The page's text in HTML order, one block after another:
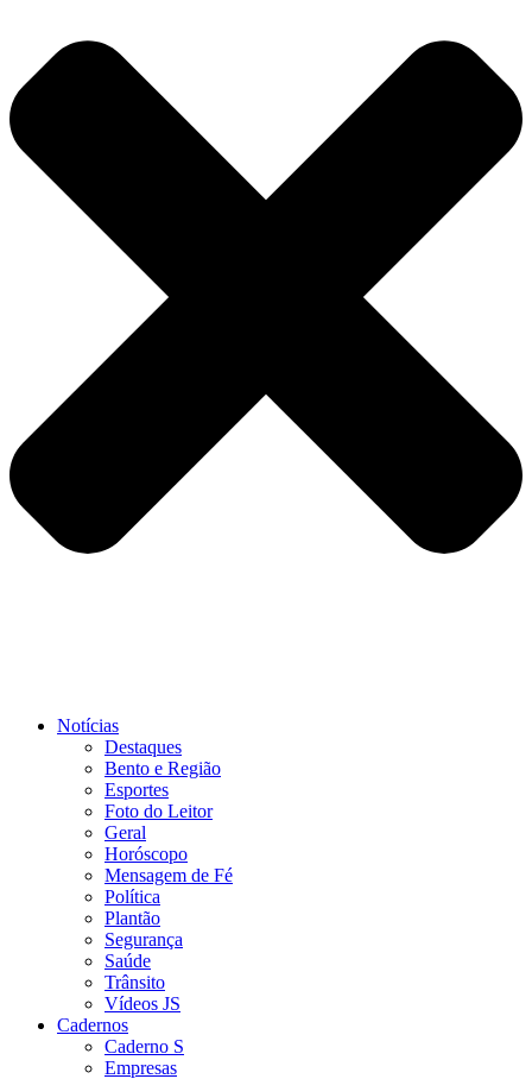
Notícias
Destaques
Bento e Região
Esportes
Foto do Leitor
Geral
Horóscopo
Mensagem de Fé
Política
Plantão
Segurança
Saúde
Trânsito
Vídeos JS
Cadernos
Caderno S
Empresas